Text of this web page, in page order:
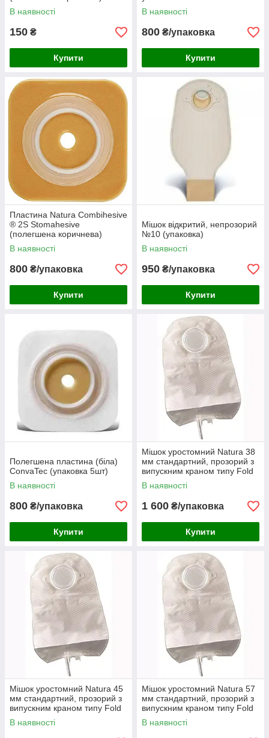
В наявності
150 ₴
Купити
В наявності
800 ₴/упаковка
Купити
Пластина Natura Combihesive
® 2S Stomahesive
(полегшена коричнева)
(упаковка 5шт)
В наявності
800 ₴/упаковка
Купити
Мішок відкритий, непрозорий
№10 (упаковка)
В наявності
950 ₴/упаковка
Купити
Полегшена пластина (біла)
ConvaTec (упаковка 5шт)
В наявності
800 ₴/упаковка
Купити
Мішок уростомний Natura 38
мм стандартний, прозорий з
випускним краном типу Fold
up Tap 10шт упаковка
В наявності
1 600 ₴/упаковка
Купити
Мішок уростомний Natura 45
мм стандартний, прозорий з
випускним краном типу Fold
up Tap 10шт упаковка
В наявності
Мішок уростомний Natura 57
мм стандартний, прозорий з
випускним краном типу Fold
up Tap 10шт упаковка
В наявності